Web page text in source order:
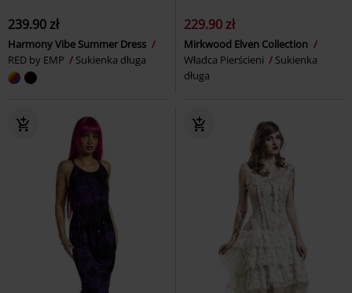
239.90 zł
Harmony Vibe Summer Dress
RED by EMP
Sukienka długa
229.90 zł
Mirkwood Elven Collection
Władca Pierścieni
Sukienka
długa